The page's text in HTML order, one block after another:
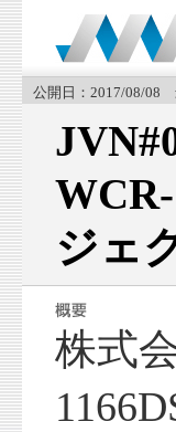
公開日：2017/08/08
ジェ
株式